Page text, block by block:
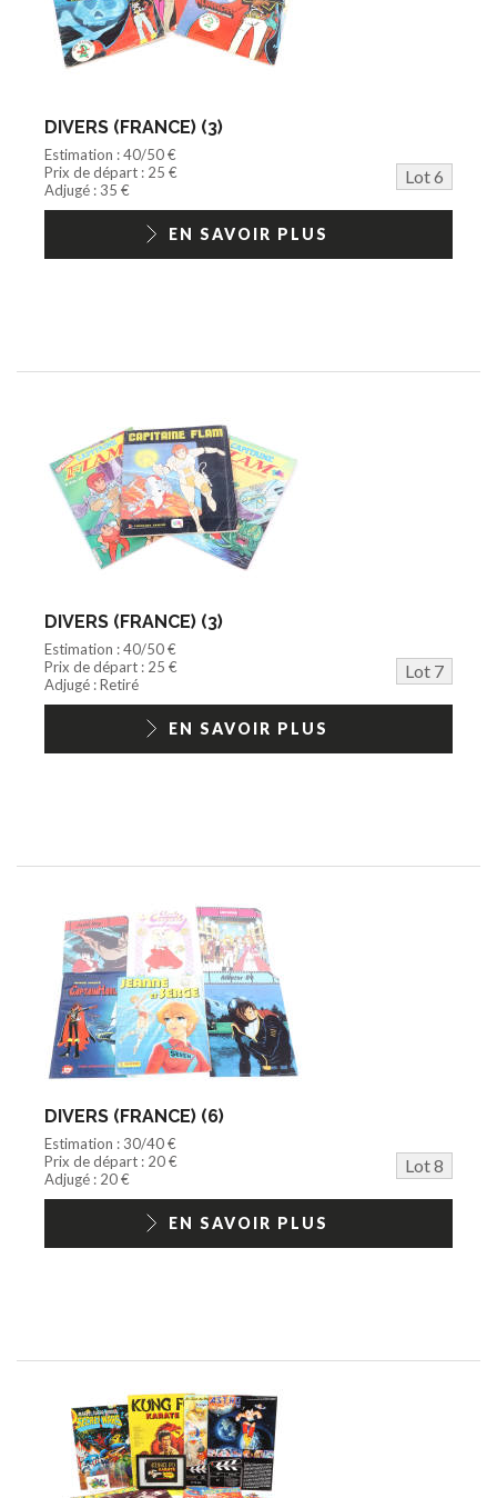
DIVERS (FRANCE) (3)
Estimation : 40/50 €
Prix de départ : 25 €
Lot 6
Adjugé : 35 €
EN SAVOIR PLUS
DIVERS (FRANCE) (3)
Estimation : 40/50 €
Prix de départ : 25 €
Lot 7
Adjugé : Retiré
EN SAVOIR PLUS
DIVERS (FRANCE) (6)
Estimation : 30/40 €
Prix de départ : 20 €
Lot 8
Adjugé : 20 €
EN SAVOIR PLUS